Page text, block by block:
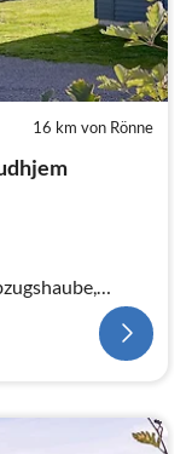
16 km von Rönne